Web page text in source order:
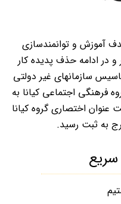
آموزش و توانمندسازی
در ادامه حذف پدیده کار
سازمانهای غیر دولتی
اجتماعی کیانا به
660 مورخ 25/12/82 تحت عنوان اختصاری گروه کیانا
به ثبت رسید.